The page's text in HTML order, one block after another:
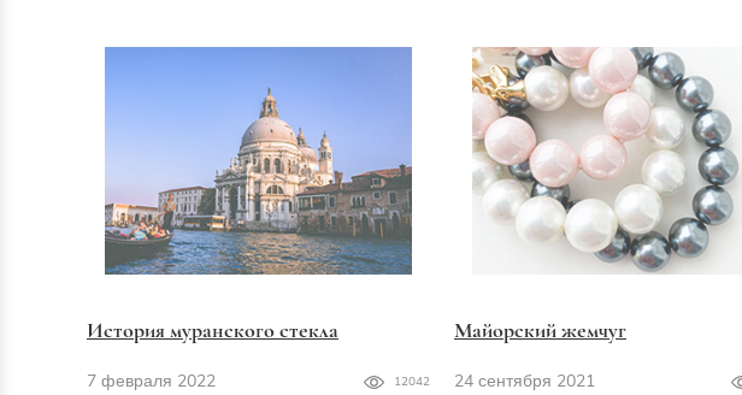
История муранского стекла
7 февраля 2022 12042
Майорский жемчуг
24 сентября 2021